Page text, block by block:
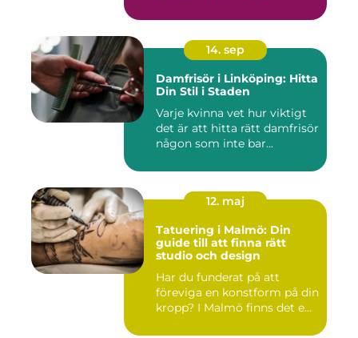
14. sep
Damfrisör i Linköping: Hitta
Din Stil i Staden
Varje kvinna vet hur viktigt
det är att hitta rätt damfrisör
någon som inte bar...
12. maj
Tatuering i Malmö: Din
guide till att finna rätt
studio och design
Har du funderat på att
föreviga en konstform på din
kropp? I Malmö finns det e...